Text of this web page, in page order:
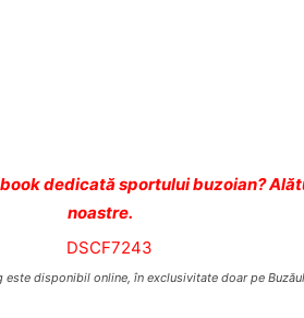
dedicată sportului buzoian?
noastre.
este disponibil online, în exclusivitate doar pe